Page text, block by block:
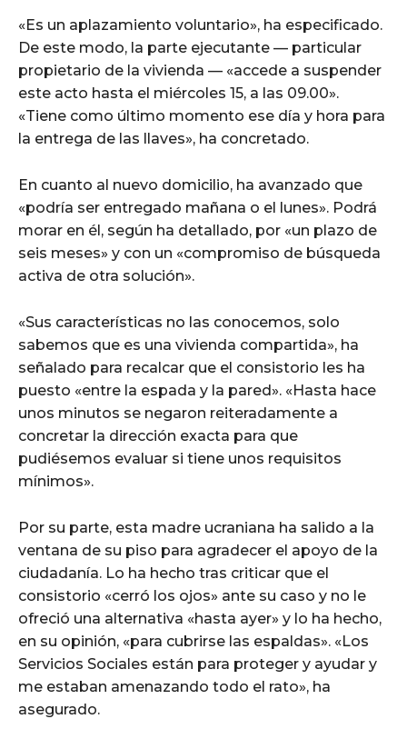
«Es un aplazamiento voluntario», ha especificado.
De este modo, la parte ejecutante — particular
propietario de la vivienda — «accede a suspender
este acto hasta el miércoles 15, a las 09.00».
«Tiene como último momento ese día y hora para
la entrega de las llaves», ha concretado.
En cuanto al nuevo domicilio, ha avanzado que
«podría ser entregado mañana o el lunes». Podrá
morar en él, según ha detallado, por «un plazo de
seis meses» y con un «compromiso de búsqueda
activa de otra solución».
«Sus características no las conocemos, solo
sabemos que es una vivienda compartida», ha
señalado para recalcar que el consistorio les ha
puesto «entre la espada y la pared». «Hasta hace
unos minutos se negaron reiteradamente a
concretar la dirección exacta para que
pudiésemos evaluar si tiene unos requisitos
mínimos».
Por su parte, esta madre ucraniana ha salido a la
ventana de su piso para agradecer el apoyo de la
ciudadanía. Lo ha hecho tras criticar que el
consistorio «cerró los ojos» ante su caso y no le
ofreció una alternativa «hasta ayer» y lo ha hecho,
en su opinión, «para cubrirse las espaldas». «Los
Servicios Sociales están para proteger y ayudar y
me estaban amenazando todo el rato», ha
asegurado.